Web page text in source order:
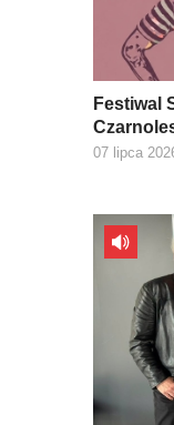
Festiwal
07 lipca